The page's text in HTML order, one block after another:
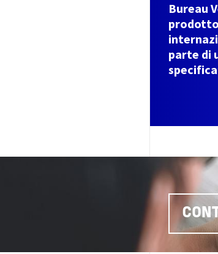
Bureau
prodotto
parte di